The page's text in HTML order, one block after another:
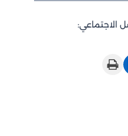
الاجتماعي:
Print this Page